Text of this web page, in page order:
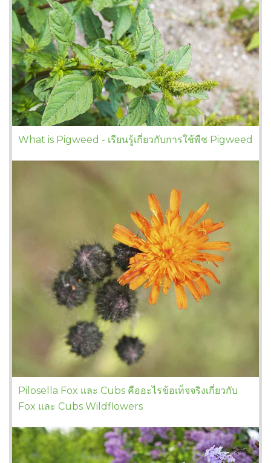
What is Pigweed - เรียนรู้เกี่ยวกับการใช้พืช Pigweed
Pilosella Fox และ Cubs คืออะไรข้อเท็จจริงเกี่ยวกับ
Fox และ Cubs Wildflowers